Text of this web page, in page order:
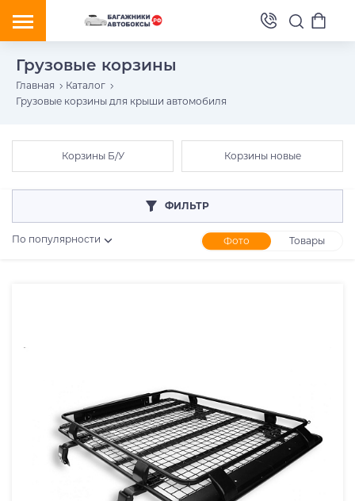
Грузовые корзины
Главная
Каталог
Грузовые корзины для крыши автомобиля
Корзины Б/У Корзины новые
ФИЛЬТР
По популярности Фото Товары
Производитель